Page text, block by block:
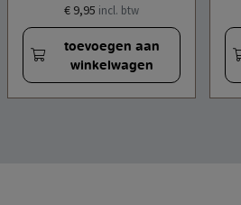
€ 9,95 incl. btw
toevoegen aan
winkelwagen